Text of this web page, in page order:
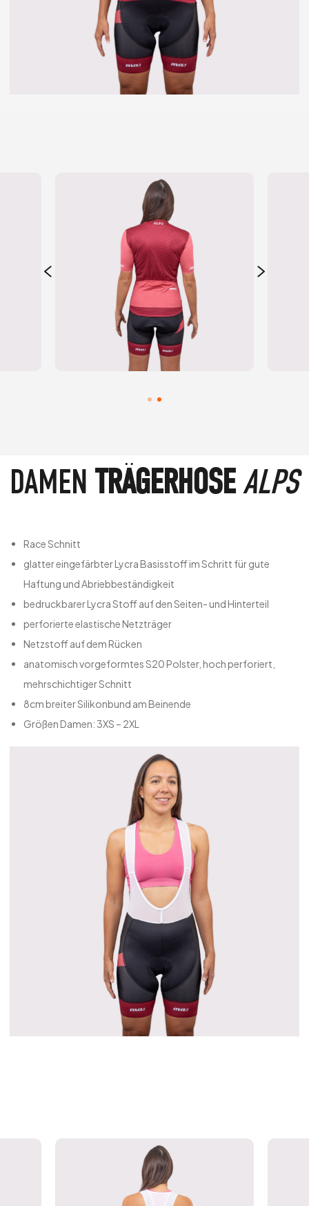
DAMEN TRÄGERHOSEALPS
Race Schnitt
glatter eingefärbter Lycra Basisstoff im Schritt für gute
Haftung und Abriebbeständigkeit
bedruckbarer Lycra Stoff auf den Seiten- und Hinterteil
perforierte elastische Netzträger
Netzstoff auf dem Rücken
anatomisch vorgeformtes S20 Polster, hoch perforiert,
mehrschichtiger Schnitt
8cm breiter Silikonbund am Beinende
Größen Damen: 3XS – 2XL